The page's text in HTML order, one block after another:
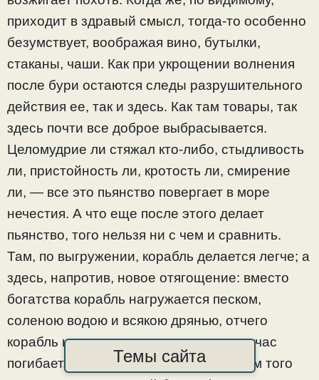
приходит в здравый смысл, тогда-то особенно
безумствует, воображая вино, бутылки,
стаканы, чаши. Как при укрощении волнения
после бури остаются следы разрушительного
действия ее, так и здесь. Как там товары, так
здесь почти все доброе выбрасывается.
Целомудрие ли стяжал кто-либо, стыдливость
ли, пристойность ли, кротость ли, смирение
ли, — все это пьянство повергает в море
нечестия. А что еще после этого делает
пьянство, того нельзя ни с чем и сравнить.
Там, по выгружении, корабль делается легче; а
здесь, напротив, новое отягощение: вместо
богатства корабль нагружается песком,
соленою водою и всякою дрянью, отчего
корабль и с пловцами, и с кормчим тотчас
погибает. Итак, чтобы не потерпеть нам того
Темы сайта